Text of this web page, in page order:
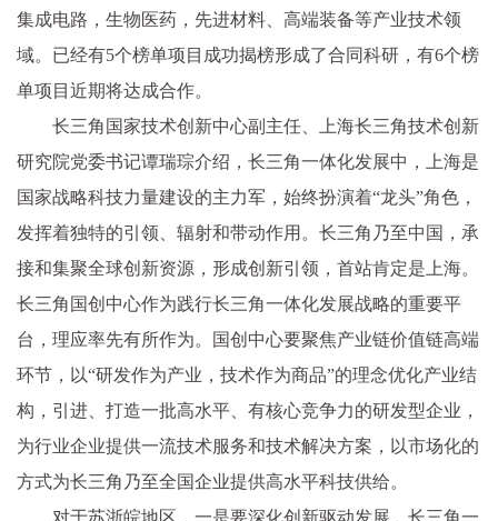
集成电路，生物医药，先进材料、高端装备等产业技术领
域。已经有5个榜单项目成功揭榜形成了合同科研，有6个榜
单项目近期将达成合作。
长三角国家技术创新中心副主任、上海长三角技术创新
研究院党委书记谭瑞琮介绍，长三角一体化发展中，上海是
国家战略科技力量建设的主力军，始终扮演着“龙头”角色，
发挥着独特的引领、辐射和带动作用。长三角乃至中国，承
接和集聚全球创新资源，形成创新引领，首站肯定是上海。
长三角国创中心作为践行长三角一体化发展战略的重要平
台，理应率先有所作为。国创中心要聚焦产业链价值链高端
环节，以“研发作为产业，技术作为商品”的理念优化产业结
构，引进、打造一批高水平、有核心竞争力的研发型企业，
为行业企业提供一流技术服务和技术解决方案，以市场化的
方式为长三角乃至全国企业提供高水平科技供给。
对于苏浙皖地区，一是要深化创新驱动发展、长三角一